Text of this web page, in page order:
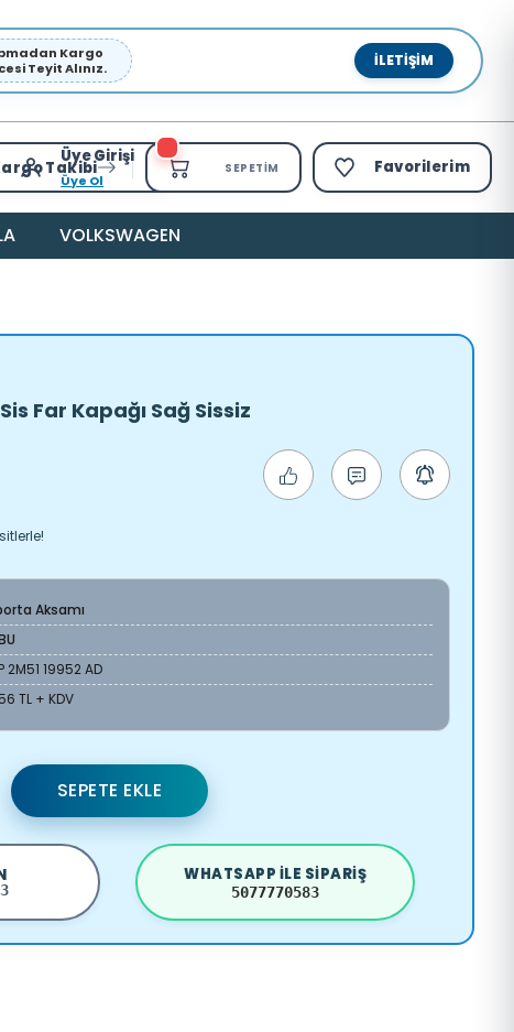
Kargo
Teyit Alınız.
İLETIŞIM
Takibi
Üye Girişi
Üye Ol
SEPETIM Favorilerim
VOLKSWAGEN
Far Kapağı Sağ Sissiz
Aksamı
2M51 19952 AD
TL + KDV
SEPETE EKLE
WHATSAPP ILE SIPARIŞ
5077770583